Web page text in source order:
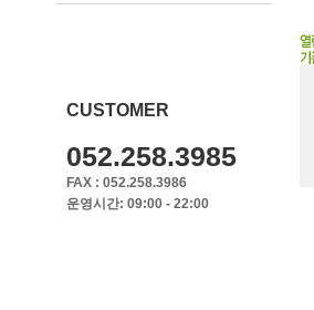
CUSTOMER
052.258.3985
FAX : 052.258.3986
운영시간: 09:00 - 22:00